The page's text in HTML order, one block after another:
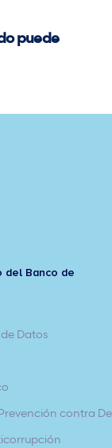
puede
del Banco de
Datos
contra